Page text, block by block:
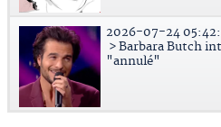
2026-07-24
> Barbara Butch
"annulé"